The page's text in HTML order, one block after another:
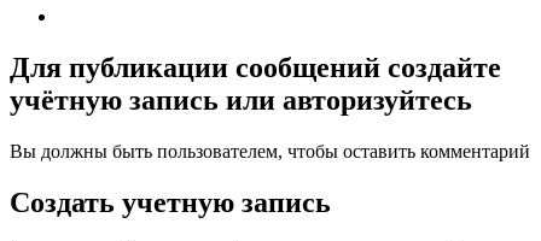
Для публикации сообщений создайте
учётную запись или авторизуйтесь
Вы должны быть пользователем, чтобы оставить комментарий
Создать учетную запись